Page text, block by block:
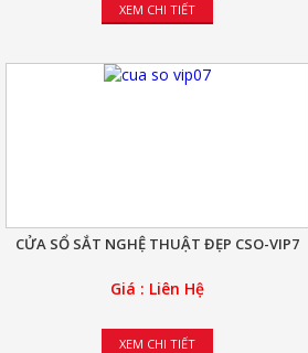
XEM CHI TIẾT
CỬA SỔ SẮT NGHỆ THUẬT ĐẸP CSO-VIP7
Giá : Liên Hệ
XEM CHI TIẾT